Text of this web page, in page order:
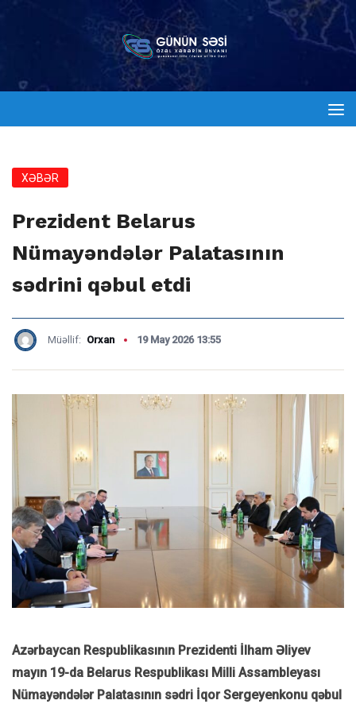
XƏBƏR
Prezident Belarus
Nümayəndələr Palatasının
sədrini qəbul etdi
Müəllif: Orxan 19 May 2026 13:55
Azərbaycan Respublikasının Prezidenti İlham Əliyev
mayın 19-da Belarus Respublikası Milli Assambleyası
Nümayəndələr Palatasının sədri İqor Sergeyenkonu qəbul